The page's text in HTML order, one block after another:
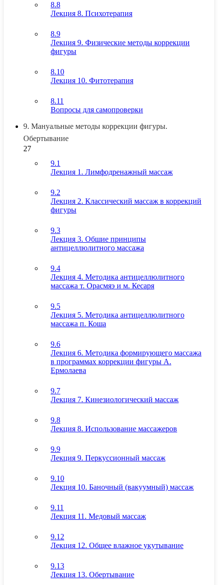
8.8
Лекция 8. Психотерапия
8.9
Лекция 9. Физические методы коррекции
фигуры
8.10
Лекция 10. Фитотерапия
8.11
Вопросы для самопроверки
9. Мануальные методы коррекции фигуры.
Обертывание
27
9.1
Лекция 1. Лимфодренажный массаж
9.2
Лекция 2. Классический массаж в коррекций
фигуры
9.3
Лекция 3. Обшие принципы
антицеллюлитного массажа
9.4
Лекция 4. Методика антицеллюлитного
массажа т. Орасмяэ и м. Кесаря
9.5
Лекция 5. Методика антицеллюлитного
массажа п. Коша
9.6
Лекция 6. Методика формирующего массажа
в программах коррекции фигуры А.
Ермолаева
9.7
Лекция 7. Кинезиологический массаж
9.8
Лекция 8. Использование массажеров
9.9
Лекция 9. Перкуссионный массаж
9.10
Лекция 10. Баночный (вакуумный) массаж
9.11
Лекция 11. Медовый массаж
9.12
Лекция 12. Общее влажное укутывание
9.13
Лекция 13. Обертывание